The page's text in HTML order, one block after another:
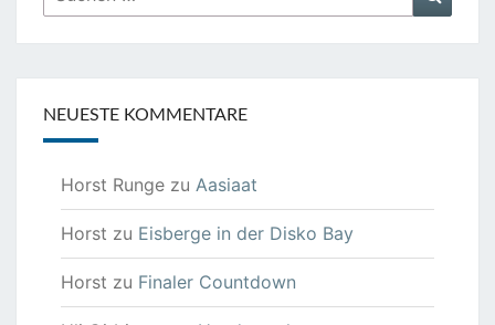
nach:
NEUESTE KOMMENTARE
Horst Runge zu Aasiaat
Horst zu Eisberge in der Disko Bay
Horst zu Finaler Countdown